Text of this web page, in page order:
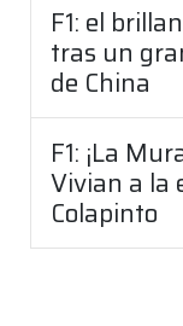
F1: el
tras un
de China
F1: ¡La
Vivian a la
Colapinto